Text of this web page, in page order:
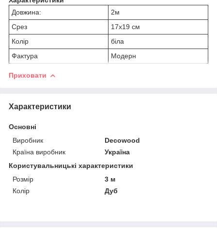
Довжина:
2м
Срез
17х19 см
Колір
біла
Фактура
Модерн
Приховати
Характеристики
Основні
Виробник
Decowood
Країна виробник
Україна
Користувальницькі характеристики
Розмір
3 м
Колір
Дуб